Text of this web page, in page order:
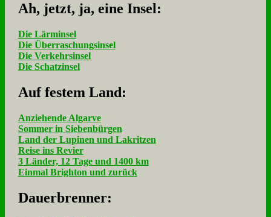
Ah, jetzt, ja, ei­ne In­sel:
Die Lärminsel
Die Überraschungsinsel
Die Verkehrsinsel
Die Schatzinsel
Auf fe­stem Land:
Anziehende Algarve
Sommer in Siebenbürgen
Land der Lupinen und Lakritzen
Reise ins Revier
3 Länder, 12 Tage und 1400 km
Einmal Brighton und zurück
Dau­er­bren­ner: